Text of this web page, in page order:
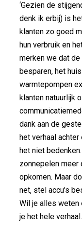
‘Gezien de
denk ik erbij) is
klanten zo goed
hun verbruik en
merken we dat
besparen, het
warmtepompen
klanten natuurlijk
dank aan de
het verhaal
het niet
zonnepelen meer
opkomen. Maar
net, stel accu’s
Wil je alles weten
je het hele verhaal.